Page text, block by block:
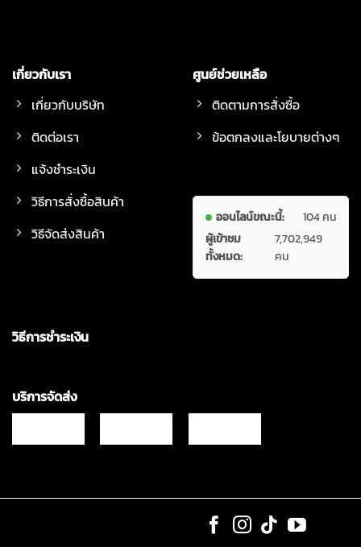
เกี่ยวกับเรา
เกี่ยวกับบริษัท
ติดต่อเรา
แจ้งชำระเงิน
วิธีการสั่งซื้อสินค้า
วิธีจัดส่งสินค้า
ศูนย์ช่วยเหลือ
ติดตามการสั่งซื้อ
ข้อตกลงและโยบายต่างๆ
ออนไลน์ขณะนี้:
104 คน
ผู้เข้าชม
ทั้งหมด:
7,702,949
คน
วิธีการชำระเงิน
บริการจัดส่ง